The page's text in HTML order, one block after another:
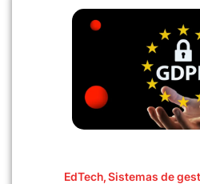
EdTech,Sistemas de